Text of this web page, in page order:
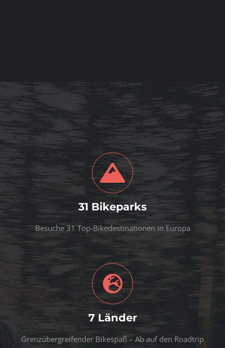
31 Bikeparks
Besuche 31 Top-Bikedestinationen in Europa
7 Länder
Grenzübergreifender Bikespaß – Ab auf den Roadtrip